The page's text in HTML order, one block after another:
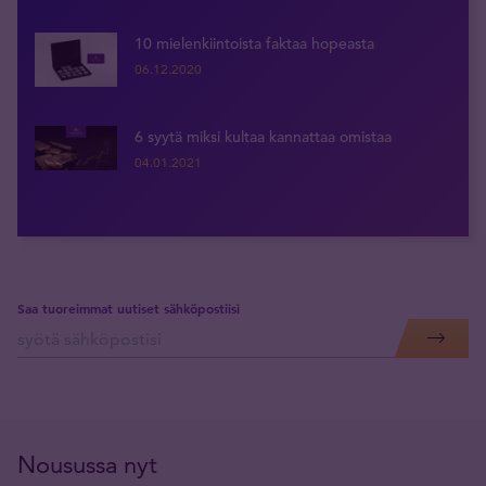
10 mielenkiintoista faktaa hopeasta
06.12.2020
6 syytä miksi kultaa kannattaa omistaa
04.01.2021
Saa tuoreimmat uutiset sähköpostiisi
Nousussa nyt